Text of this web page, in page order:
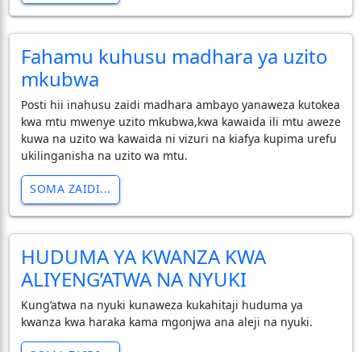
Fahamu kuhusu madhara ya uzito
mkubwa
Posti hii inahusu zaidi madhara ambayo yanaweza kutokea
kwa mtu mwenye uzito mkubwa,kwa kawaida ili mtu aweze
kuwa na uzito wa kawaida ni vizuri na kiafya kupima urefu
ukilinganisha na uzito wa mtu.
SOMA ZAIDI...
HUDUMA YA KWANZA KWA
ALIYENG’ATWA NA NYUKI
Kung’atwa na nyuki kunaweza kukahitaji huduma ya
kwanza kwa haraka kama mgonjwa ana aleji na nyuki.